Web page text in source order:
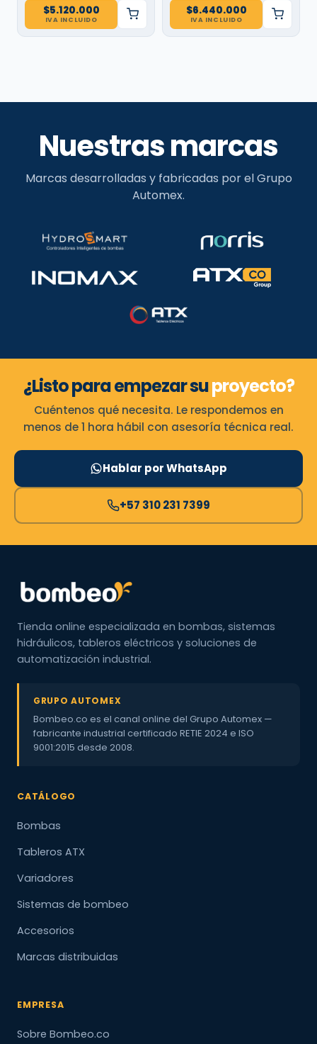
$5.120.000
IVA INCLUIDO
$6.440.000
IVA INCLUIDO
Nuestras marcas
Marcas desarrolladas y fabricadas por el Grupo
Automex.
¿Listo para empezar suproyecto?
Cuéntenos qué necesita. Le respondemos en
menos de 1 hora hábil con asesoría técnica real.
Hablar por WhatsApp
+57 310 231 7399
Tienda online especializada en bombas, sistemas
hidráulicos, tableros eléctricos y soluciones de
automatización industrial.
GRUPO AUTOMEX
Bombeo.co es el canal online del Grupo Automex —
fabricante industrial certificado RETIE 2024 e ISO
9001:2015 desde 2008.
CATÁLOGO
Bombas
Tableros ATX
Variadores
Sistemas de bombeo
Accesorios
Marcas distribuidas
EMPRESA
Sobre Bombeo.co